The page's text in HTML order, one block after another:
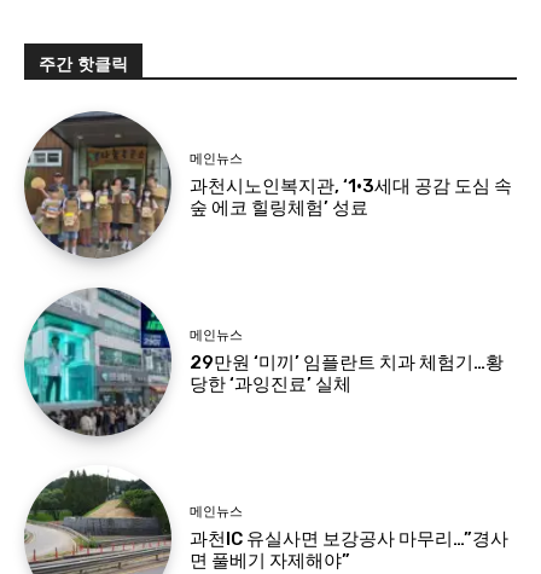
주간 핫클릭
메인뉴스
과천시노인복지관, ‘1·3세대 공감 도심 속
숲 에코 힐링체험’ 성료
메인뉴스
29만원 ‘미끼’ 임플란트 치과 체험기…황
당한 ‘과잉진료’ 실체
메인뉴스
과천IC 유실사면 보강공사 마무리…”경사
면 풀베기 자제해야”